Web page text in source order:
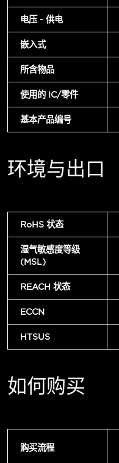
电压 - 供电
嵌入式
所含物品
使用的 IC/零件
基本产品编号
环境与出口
RoHS 状态
湿气敏感度等级
(MSL)
REACH 状态
ECCN
HTSUS
如何购买
购买流程